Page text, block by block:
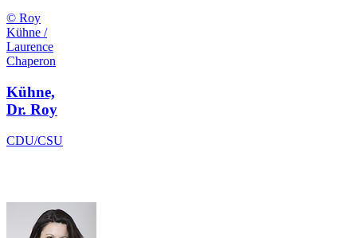
© Roy
Kühne /
Laurence
Chaperon
Kühne,
Dr. Roy
CDU/CSU